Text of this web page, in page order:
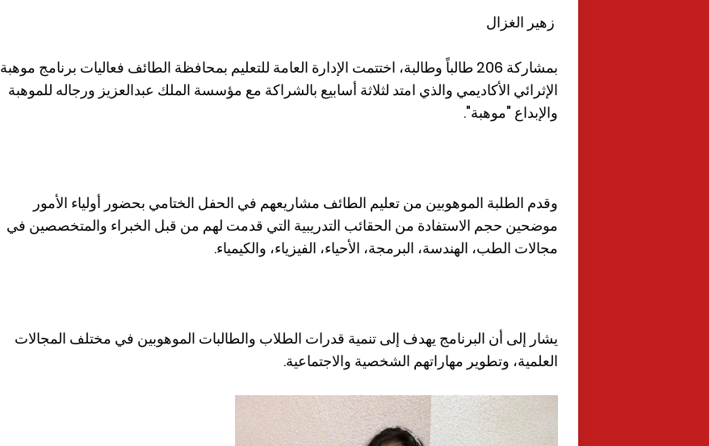
زهير الغزال
بمشاركة 206 طالباً وطالبة، اختتمت الإدارة العامة للتعليم بمحافظة الطائف فعاليات برنامج موهبة
الإثرائي الأكاديمي والذي امتد لثلاثة أسابيع بالشراكة مع مؤسسة الملك عبدالعزيز ورجاله للموهبة
والإبداع "موهبة".
وقدم الطلبة الموهوبين من تعليم الطائف مشاريعهم في الحفل الختامي بحضور أولياء الأمور
موضحين حجم الاستفادة من الحقائب التدريبية التي قدمت لهم من قبل الخبراء والمتخصصين في
مجالات الطب، الهندسة، البرمجة، الأحياء، الفيزياء، والكيمياء.
يشار إلى أن البرنامج يهدف إلى تنمية قدرات الطلاب والطالبات الموهوبين في مختلف المجالات
العلمية، وتطوير مهاراتهم الشخصية والاجتماعية.